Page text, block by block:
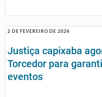
2 DE FEVEREIRO DE 2026
Justiça capixaba
Torcedor para
eventos